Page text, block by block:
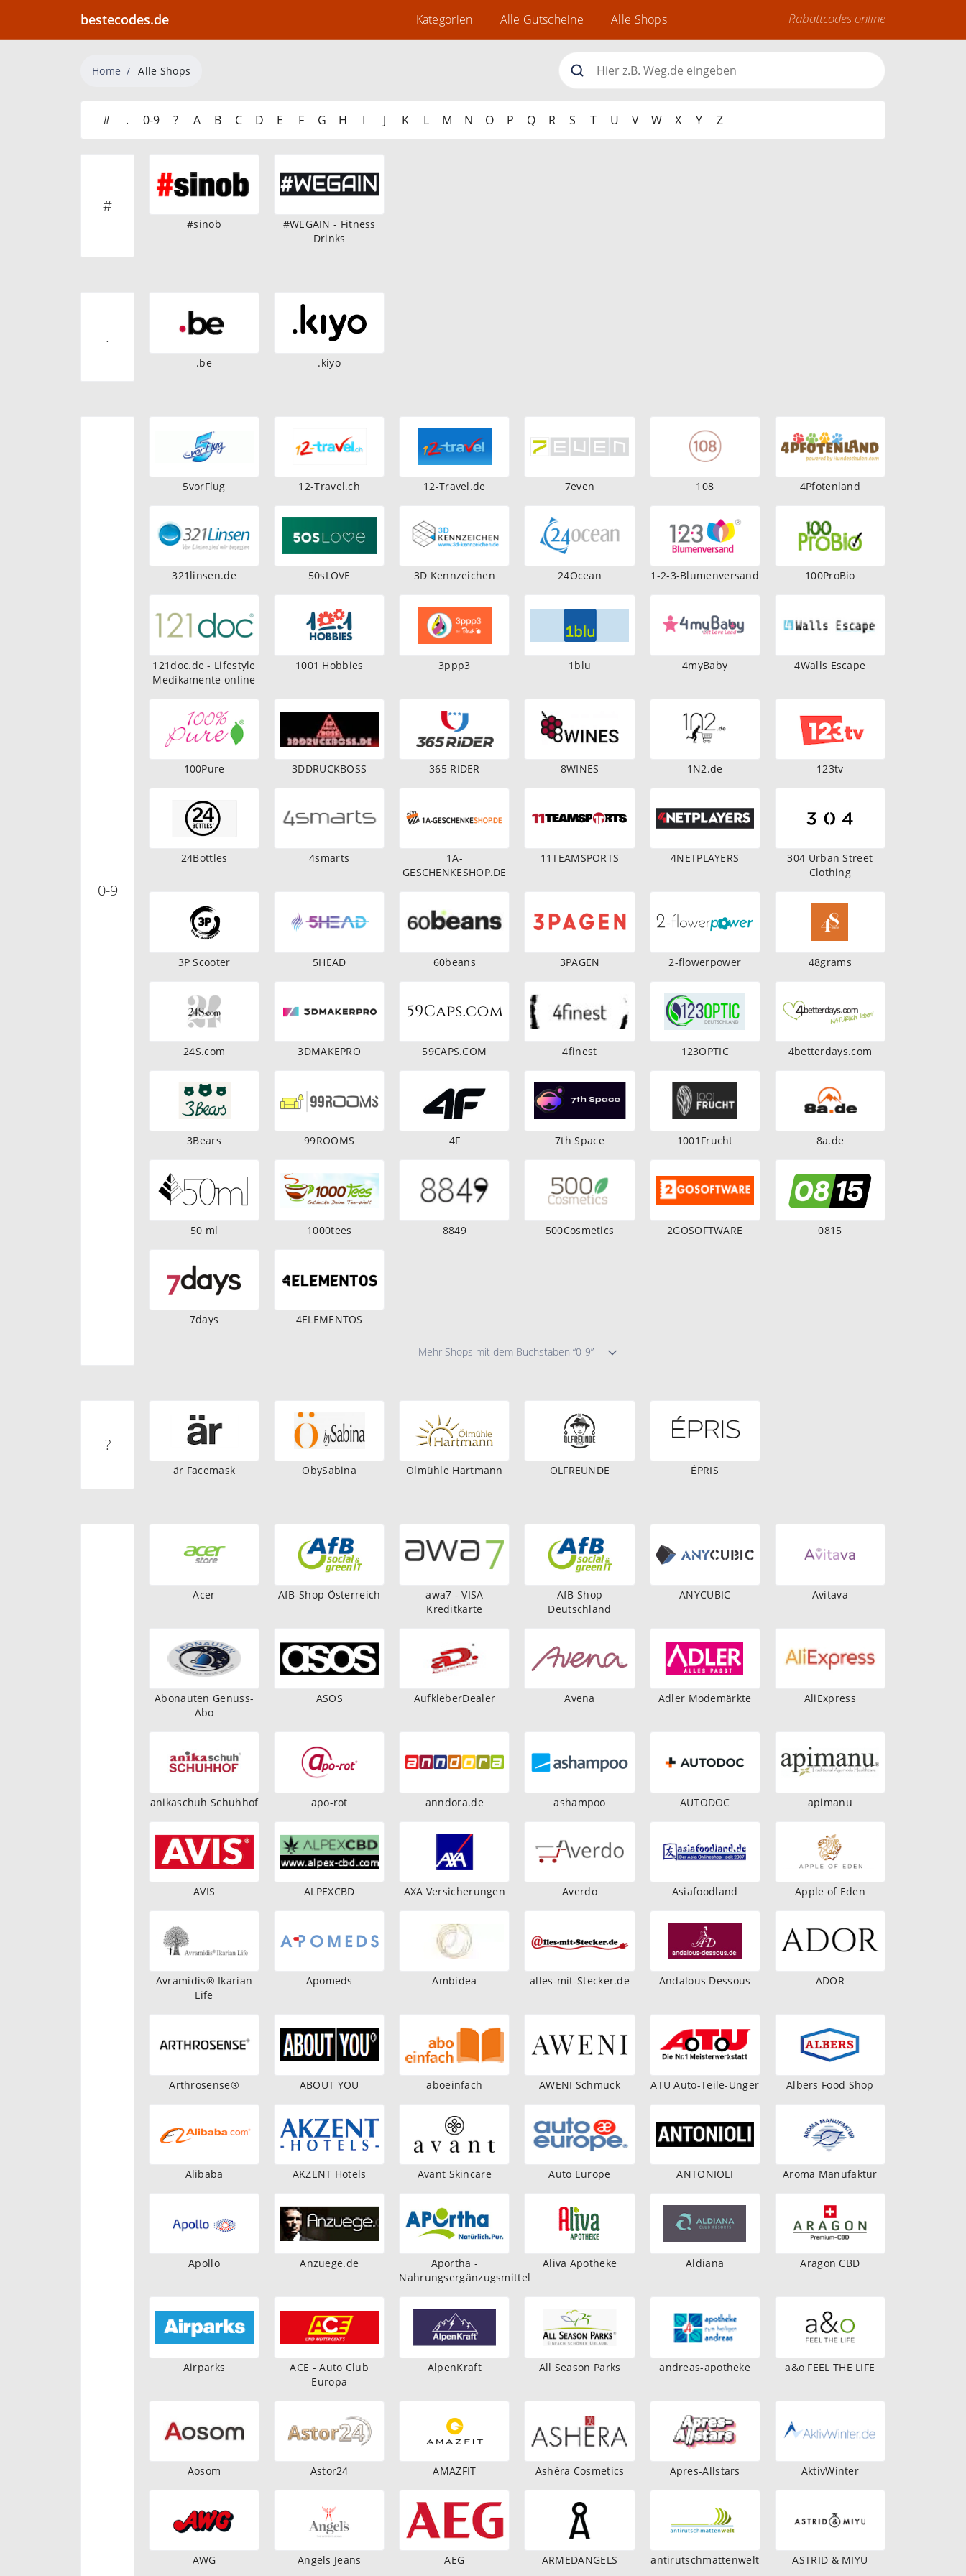
bestecodes.de Kategorien Alle Gutscheine Alle Shops Rabattcodes online
Home Alle Shops
# . 0-9 ? A B C D E F G H I J K L M N O P Q R S T U V W X Y Z
#
#sinob
#WEGAIN - Fitness
Drinks
.
.be .kiyo
0-9
5vorFlug 12-Travel.ch 12-Travel.de 7even 108 4Pfotenland
321linsen.de 50sLOVE 3D Kennzeichen 24Ocean 1-2-3-Blumenversand 100ProBio
121doc.de - Lifestyle
Medikamente online
1001 Hobbies 3ppp3 1blu 4myBaby 4Walls Escape
100Pure 3DDRUCKBOSS 365 RIDER 8WINES 1N2.de 123tv
24Bottles 4smarts
1A-
GESCHENKESHOP.DE
11TEAMSPORTS 4NETPLAYERS
304 Urban Street
Clothing
3P Scooter 5HEAD 60beans 3PAGEN 2-flowerpower 48grams
24S.com 3DMAKEPRO 59CAPS.COM 4finest 123OPTIC 4betterdays.com
3Bears 99ROOMS 4F 7th Space 1001Frucht 8a.de
50 ml 1000tees 8849 500Cosmetics 2GOSOFTWARE 0815
7days 4ELEMENTOS
Mehr Shops mit dem Buchstaben “0-9”
?
är Facemask ÖbySabina Ölmühle Hartmann ÖLFREUNDE ÉPRIS
Acer AfB-Shop Österreich
awa7 - VISA
Kreditkarte
AfB Shop
Deutschland
ANYCUBIC Avitava
Abonauten Genuss-
Abo
ASOS AufkleberDealer Avena Adler Modemärkte AliExpress
anikaschuh Schuhhof apo-rot anndora.de ashampoo AUTODOC apimanu
AVIS ALPEXCBD AXA Versicherungen Averdo Asiafoodland Apple of Eden
Avramidis® Ikarian
Life
Apomeds Ambidea alles-mit-Stecker.de Andalous Dessous ADOR
Arthrosense® ABOUT YOU aboeinfach AWENI Schmuck ATU Auto-Teile-Unger Albers Food Shop
Alibaba AKZENT Hotels Avant Skincare Auto Europe ANTONIOLI Aroma Manufaktur
Apollo Anzuege.de
Aportha -
Nahrungsergänzugsmittel
Aliva Apotheke Aldiana Aragon CBD
Airparks
ACE - Auto Club
Europa
AlpenKraft All Season Parks andreas-apotheke a&o FEEL THE LIFE
Aosom Astor24 AMAZFIT Ashéra Cosmetics Apres-Allstars AktivWinter
AWG Angels Jeans AEG ARMEDANGELS antirutschmattenwelt ASTRID & MIYU